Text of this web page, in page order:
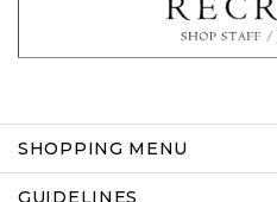
SHOPPING MENU
GUIDELINES